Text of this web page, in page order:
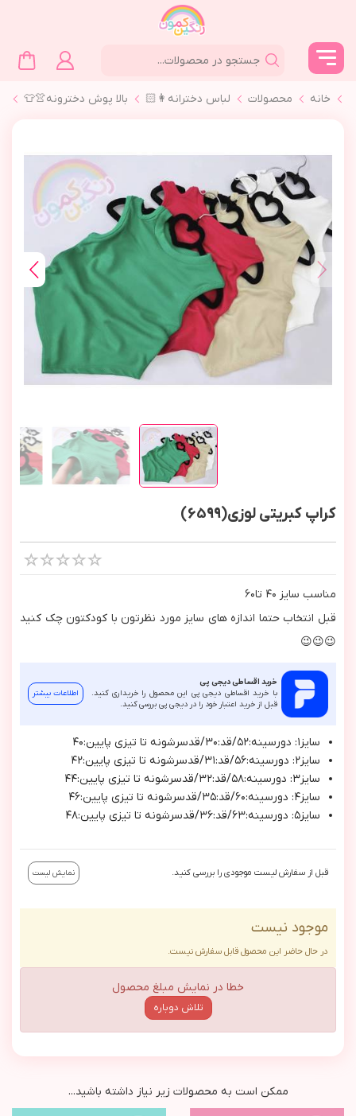
خانه محصولات لباس دخترانه👩🏻 بالا پوش دخترونه👚👕
کراپ کبریتی لوزی(6599)
مناسب سايز ٤٠ تا٦٠
قبل انتخاب حتما اندازه هاي سايز مورد نظرتون با كودكتون چك كنيد
😉😉😉
خرید اقساطی دیجی پی
با خرید اقساطی دیجی پی این محصول را خریداری کنید.
قبل از خرید اعتبار خود را در دیجی پی بررسی کنید.
اطلاعات بیشتر
سايز١: دورسينه:٥٢/قد:٣٠/قدسرشونه تا تيزي پايين:٤٠
سايز٢: دورسينه:٥٦/قد:٣١/قدسرشونه تا تيزي پايين:٤٢
سايز٣: دورسينه:٥٨/قد:٣٢/قدسرشونه تا تيزي پايين:٤٤
سايز٤: دورسينه:٦٠/قد:٣٥/قدسرشونه تا تيزي پايين:٤٦
سايز٥: دورسينه:٦٣/قد:٣٦/قدسرشونه تا تيزي پايين:٤٨
قبل از سفارش لیست موجودی را بررسی کنید. نمایش لیست
موجود نیست
در حال حاضر این محصول قابل سفارش نیست.
خطا در نمایش مبلغ محصول
تلاش دوباره
ممکن است به محصولات زیر نیاز داشته باشید...